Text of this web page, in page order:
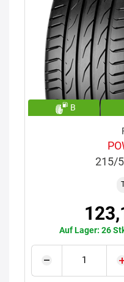
B
215/
Auf Lager: 26